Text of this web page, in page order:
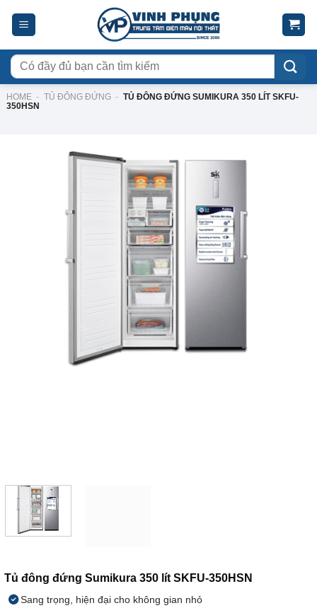
Tìm
kiếm:
HOME - TỦ ĐÔNG ĐỨNG - TỦ ĐÔNG ĐỨNG SUMIKURA 350 LÍT SKFU-
350HSN
Tủ đông đứng Sumikura 350 lít SKFU-350HSN
Sang trọng, hiện đại cho không gian nhỏ